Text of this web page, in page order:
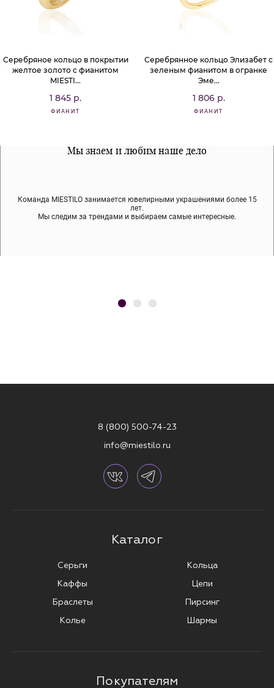
Серебряное кольцо в покрытии
желтое золото с фианитом
MIESTI...
1 845 р.
ФИАНИТ
Серебрянное кольцо Элизабет с
зеленым фианитом в огранке
Эме...
1 806 р.
ФИАНИТ
Мы знаем и любим наше дело
Команда MIESTILO занимается ювелирными украшениями более 15
лет.
Мы следим за трендами и выбираем самые интересные.
Все наши материалы гипоалергенны
Мы используем покрытие (родий, ювелирный сплав), которое не
содержит никеля и свинца — это исключает аллергию.
Примерка перед покупкой
Во время доставки спокойно примеряйте украшения, выбирайте те,
что вам нравятся, остальные заберёт курьер.
8 (800) 500-74-23
info@miestilo.ru
Каталог
Серьги
Каффы
Браслеты
Колье
Кольца
Цепи
Пирсинг
Шармы
Покупателям